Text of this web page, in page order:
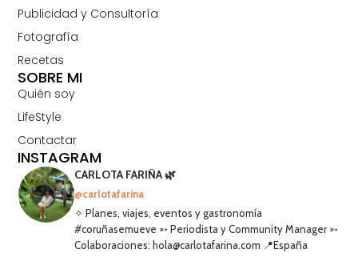
SOBRE MI
Quién soy
LifeStyle
Contactar
Publicidad y Consultoría
Fotografía
Recetas
INSTAGRAM
CARLOTA FARIÑA 🌿
@carlotafarina
✧ Planes, viajes, eventos y gastronomía
#coruñasemueve ➳ Periodista y Community Manager ➳
Colaboraciones: hola@carlotafarina.com 📍España